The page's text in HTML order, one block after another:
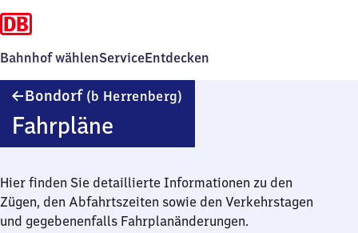
Bahnhof wählenServiceEntdecken
Bondorf (b Herrenberg)
Fahrpläne
Hier finden Sie detaillierte Informationen zu den
Zügen, den Abfahrtszeiten sowie den Verkehrstagen
und gegebenenfalls Fahrplanänderungen.